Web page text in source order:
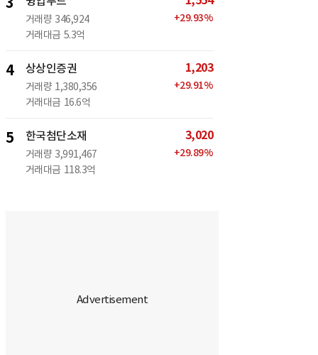
거래량 346,924
거래대금 5.3억
+29.93%
4 상상인증권
거래량 1,380,356
거래대금 16.6억
1,203
+29.91%
5 한국첨단소재
거래량 3,991,467
거래대금 118.3억
3,020
+29.89%